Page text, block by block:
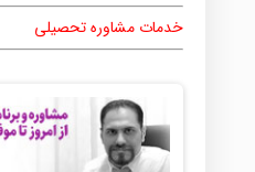
خدمات مشاوره تحصیلی